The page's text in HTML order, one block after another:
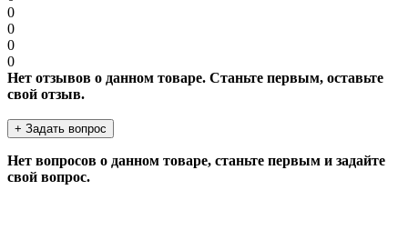
0
0
0
0
Нет отзывов о данном товаре. Станьте первым, оставьте
свой отзыв.
+ Задать вопрос
Нет вопросов о данном товаре, станьте первым и задайте
свой вопрос.